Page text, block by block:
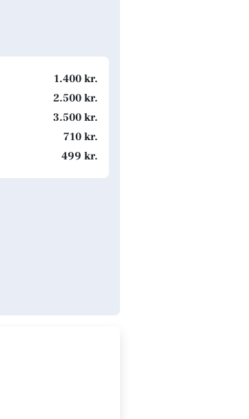
1.400 kr.
2.500 kr.
3.500 kr.
710 kr.
499 kr.